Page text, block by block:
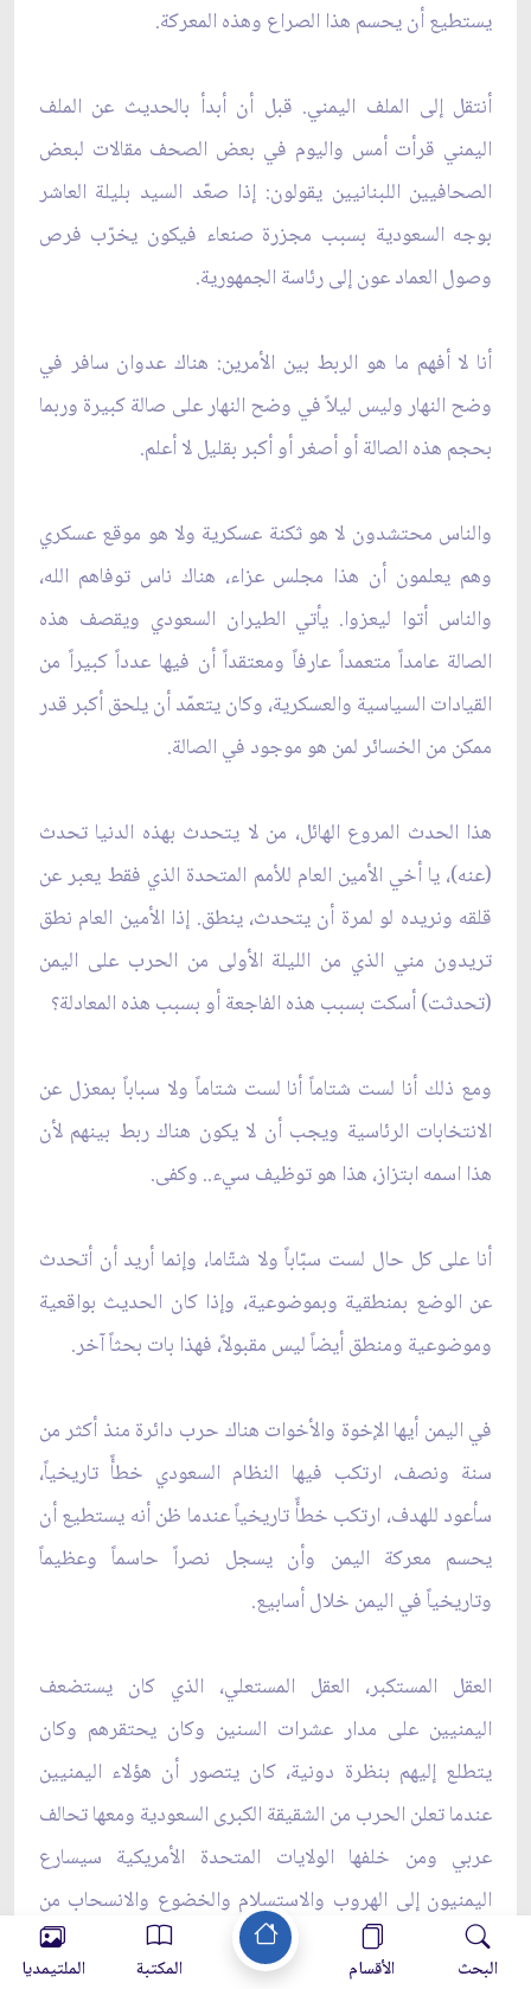
يستطيع أن يحسم هذا الصراع وهذه المعركة.
أنتقل إلى الملف اليمني. قبل أن أبدأ بالحديث عن الملف
اليمني قرأت أمس واليوم في بعض الصحف مقالات لبعض
الصحافيين اللبنانيين يقولون: إذا صعّد السيد بليلة العاشر
بوجه السعودية بسبب مجزرة صنعاء فيكون يخرّب فرص
وصول العماد عون إلى رئاسة الجمهورية.
أنا لا أفهم ما هو الربط بين الأمرين: هناك عدوان سافر في
وضح النهار وليس ليلاً في وضح النهار على صالة كبيرة وربما
بحجم هذه الصالة أو أصغر أو أكبر بقليل لا أعلم.
والناس محتشدون لا هو ثكنة عسكرية ولا هو موقع عسكري
وهم يعلمون أن هذا مجلس عزاء، هناك ناس توفاهم الله،
والناس أتوا ليعزوا. يأتي الطيران السعودي ويقصف هذه
الصالة عامداً متعمداً عارفاً ومعتقداً أن فيها عدداً كبيراً من
القيادات السياسية والعسكرية، وكان يتعمّد أن يلحق أكبر قدر
ممكن من الخسائر لمن هو موجود في الصالة.
هذا الحدث المروع الهائل، من لا يتحدث بهذه الدنيا تحدث
(عنه)، يا أخي الأمين العام للأمم المتحدة الذي فقط يعبر عن
قلقه ونريده لو لمرة أن يتحدث، ينطق. إذا الأمين العام نطق
تريدون مني الذي من الليلة الأولى من الحرب على اليمن
(تحدثت) أسكت بسبب هذه الفاجعة أو بسبب هذه المعادلة؟
ومع ذلك أنا لست شتاماً أنا لست شتاماً ولا سباباً بمعزل عن
الانتخابات الرئاسية ويجب أن لا يكون هناك ربط بينهم لأن
هذا اسمه ابتزاز، هذا هو توظيف سيء.. وكفى.
أنا على كل حال لست سبّاباً ولا شتّاما، وإنما أريد أن أتحدث
عن الوضع بمنطقية وبموضوعية، وإذا كان الحديث بواقعية
وموضوعية ومنطق أيضاً ليس مقبولاً، فهذا بات بحثاً آخر.
في اليمن أيها الإخوة والأخوات هناك حرب دائرة منذ أكثر من
سنة ونصف، ارتكب فيها النظام السعودي خطأً تاريخياً،
سأعود للهدف، ارتكب خطأً تاريخياً عندما ظن أنه يستطيع أن
يحسم معركة اليمن وأن يسجل نصراً حاسماً وعظيماً
وتاريخياً في اليمن خلال أسابيع.
العقل المستكبر، العقل المستعلي، الذي كان يستضعف
اليمنيين على مدار عشرات السنين وكان يحتقرهم وكان
يتطلع إليهم بنظرة دونية، كان يتصور أن هؤلاء اليمنيين
عندما تعلن الحرب من الشقيقة الكبرى السعودية ومعها تحالف
عربي ومن خلفها الولايات المتحدة الأمريكية سيسارع
اليمنيون إلى الهروب والاستسلام والخضوع والانسحاب من
أي مواجهة وسيقولون للسيد السعودي تفضل أهلاً وسهلاً بك.
البحث الأقسام المكتبة الملتيمديا